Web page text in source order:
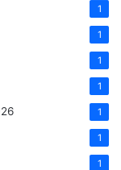
1
1
1
1
1
1
1